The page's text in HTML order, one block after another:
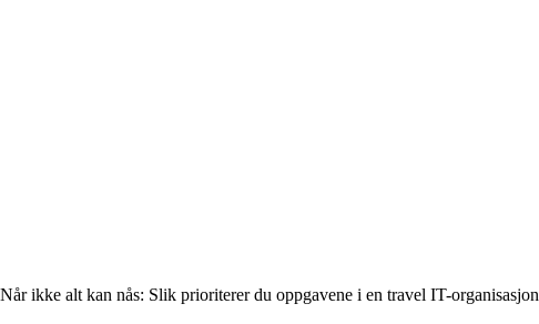
Når ikke alt kan nås: Slik prioriterer du oppgavene i en travel IT-organisasjon